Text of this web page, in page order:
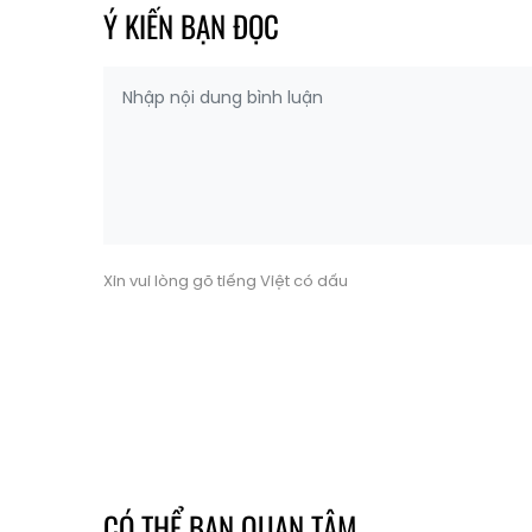
Ý KIẾN BẠN ĐỌC
Xin vui lòng gõ tiếng Việt có dấu